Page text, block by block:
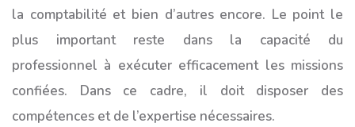
la comptabilité et bien d’autres encore. Le point le
plus important reste dans la capacité du
professionnel à exécuter efficacement les missions
confiées. Dans ce cadre, il doit disposer des
compétences et de l’expertise nécessaires.